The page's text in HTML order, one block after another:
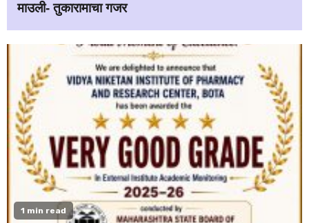
माउली- तुकारामाचा गजर
1 min read